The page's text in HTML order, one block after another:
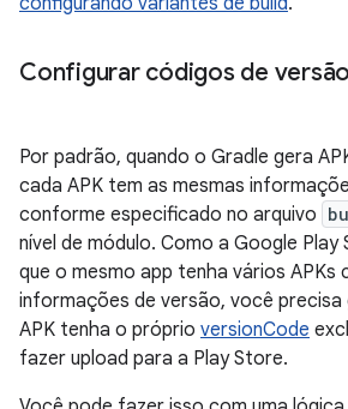
Configurar códigos de
Por padrão, quando o Gradle gera
cada APK tem as mesmas
conforme especificado no arquivo
nível de módulo. Como a Google
que o mesmo app tenha vários APKs
informações de versão, você precisa
APK tenha o próprio versionCode
fazer upload para a Play Store.